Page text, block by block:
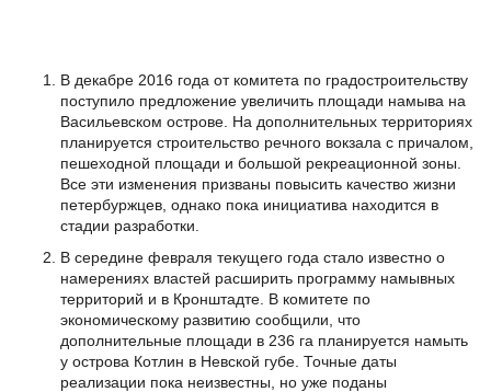
В декабре 2016 года от комитета по градостроительству
поступило предложение увеличить площади намыва на
Васильевском острове. На дополнительных территориях
планируется строительство речного вокзала с причалом,
пешеходной площади и большой рекреационной зоны.
Все эти изменения призваны повысить качество жизни
петербуржцев, однако пока инициатива находится в
стадии разработки.
В середине февраля текущего года стало известно о
намерениях властей расширить программу намывных
территорий и в Кронштадте. В комитете по
экономическому развитию сообщили, что
дополнительные площади в 236 га планируется намыть
у острова Котлин в Невской губе. Точные даты
реализации пока неизвестны, но уже поданы